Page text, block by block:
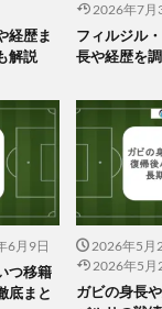
経歴ま
解説
2026年7月
フィルジル
長や経歴を
6月9日
つ移籍
底まと
2026年5月
2026年5月
ガビの身長